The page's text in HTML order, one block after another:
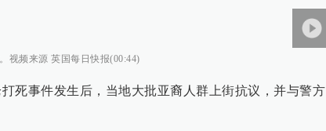
视频来源 英国每日快报(00:44)
死事件发生后，当地大批亚裔人群上街抗议，并与警方